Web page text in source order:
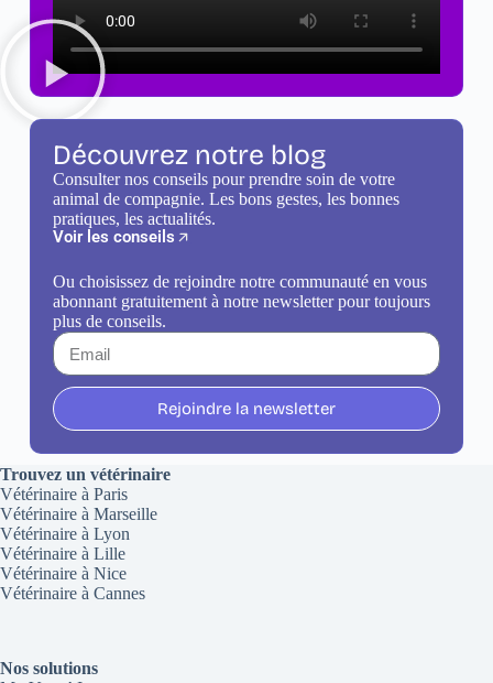
Découvrez notre blog
Consulter nos conseils pour prendre soin de votre
animal de compagnie. Les bons gestes, les bonnes
pratiques, les actualités.
Voir les conseils
Ou choisissez de rejoindre notre communauté en vous
abonnant gratuitement à notre newsletter pour toujours
plus de conseils.
Rejoindre la newsletter
Trouvez un vétérinaire
Vétérinaire à Paris
Vétérinaire à Marseille
Vétérinaire à Lyon
Vétérinaire à Lille
Vétérinaire à Nice
Vétérinaire à Cannes
Nos solutions